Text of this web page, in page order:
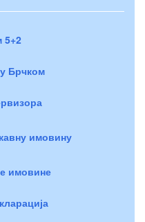
5+2
Брчком
имовину
имовине